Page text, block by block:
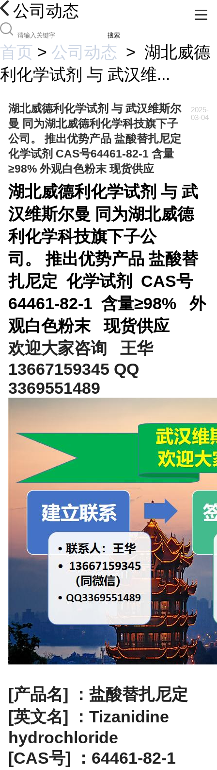
公司动态
搜索
首页 > 公司动态 > 湖北威德
利化学试剂 与 武汉维...
湖北威德利化学试剂 与 武汉维斯尔
曼 同为湖北威德利化学科技旗下子
公司。 推出优势产品 盐酸替扎尼定
化学试剂 CAS号64461-82-1 含量
≥98% 外观白色粉末 现货供应
2025-
03-04
湖北威德利化学试剂 与 武
汉维斯尔曼 同为湖北威德
利化学科技旗下子公
司。推出优势产品 盐酸替
扎尼定 化学试剂 CAS号
64461-82-1 含量≥98%
外
观白色粉末 现货供应
欢迎大家咨询 王华
13667159345 QQ
3369551489
[产品名] ：盐酸替扎尼定
[英文名] ：Tizanidine
hydrochloride
[CAS号] ：64461-82-1